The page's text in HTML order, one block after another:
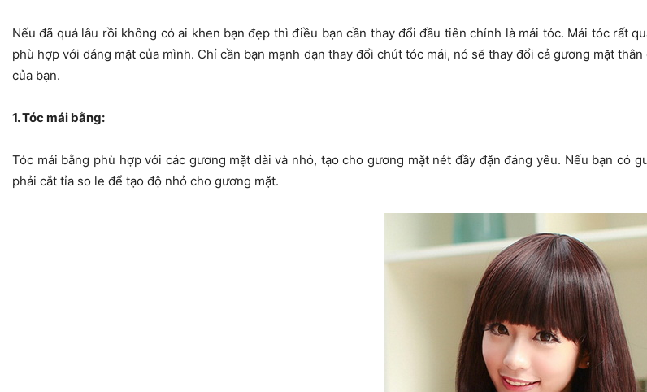
Nếu đã quá lâu rồi không có ai khen bạn đẹp thì điều bạn cần thay đổi đầu tiên chính là mái tóc. Mái tóc rất
phù hợp với dáng mặt của mình. Chỉ cần bạn mạnh dạn thay đổi chút tóc mái, nó sẽ thay đổi cả gương mặt
của bạn.
1. Tóc mái bằng:
Tóc mái bằng phù hợp với các gương mặt dài và nhỏ, tạo cho gương mặt nét đầy đặn đáng yêu. Nếu bạn có
phải cắt tỉa so le để tạo độ nhỏ cho gương mặt.